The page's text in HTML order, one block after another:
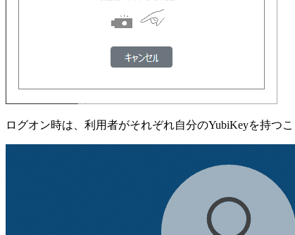
ログオン時は、利用者がそれぞれ自分のYubiKeyを持つこ